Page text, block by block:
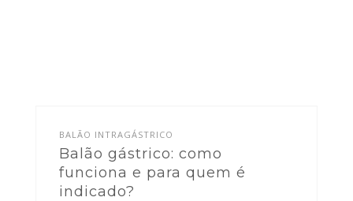
BALÃO INTRAGÁSTRICO
Balão gástrico: como
funciona e para quem é
indicado?